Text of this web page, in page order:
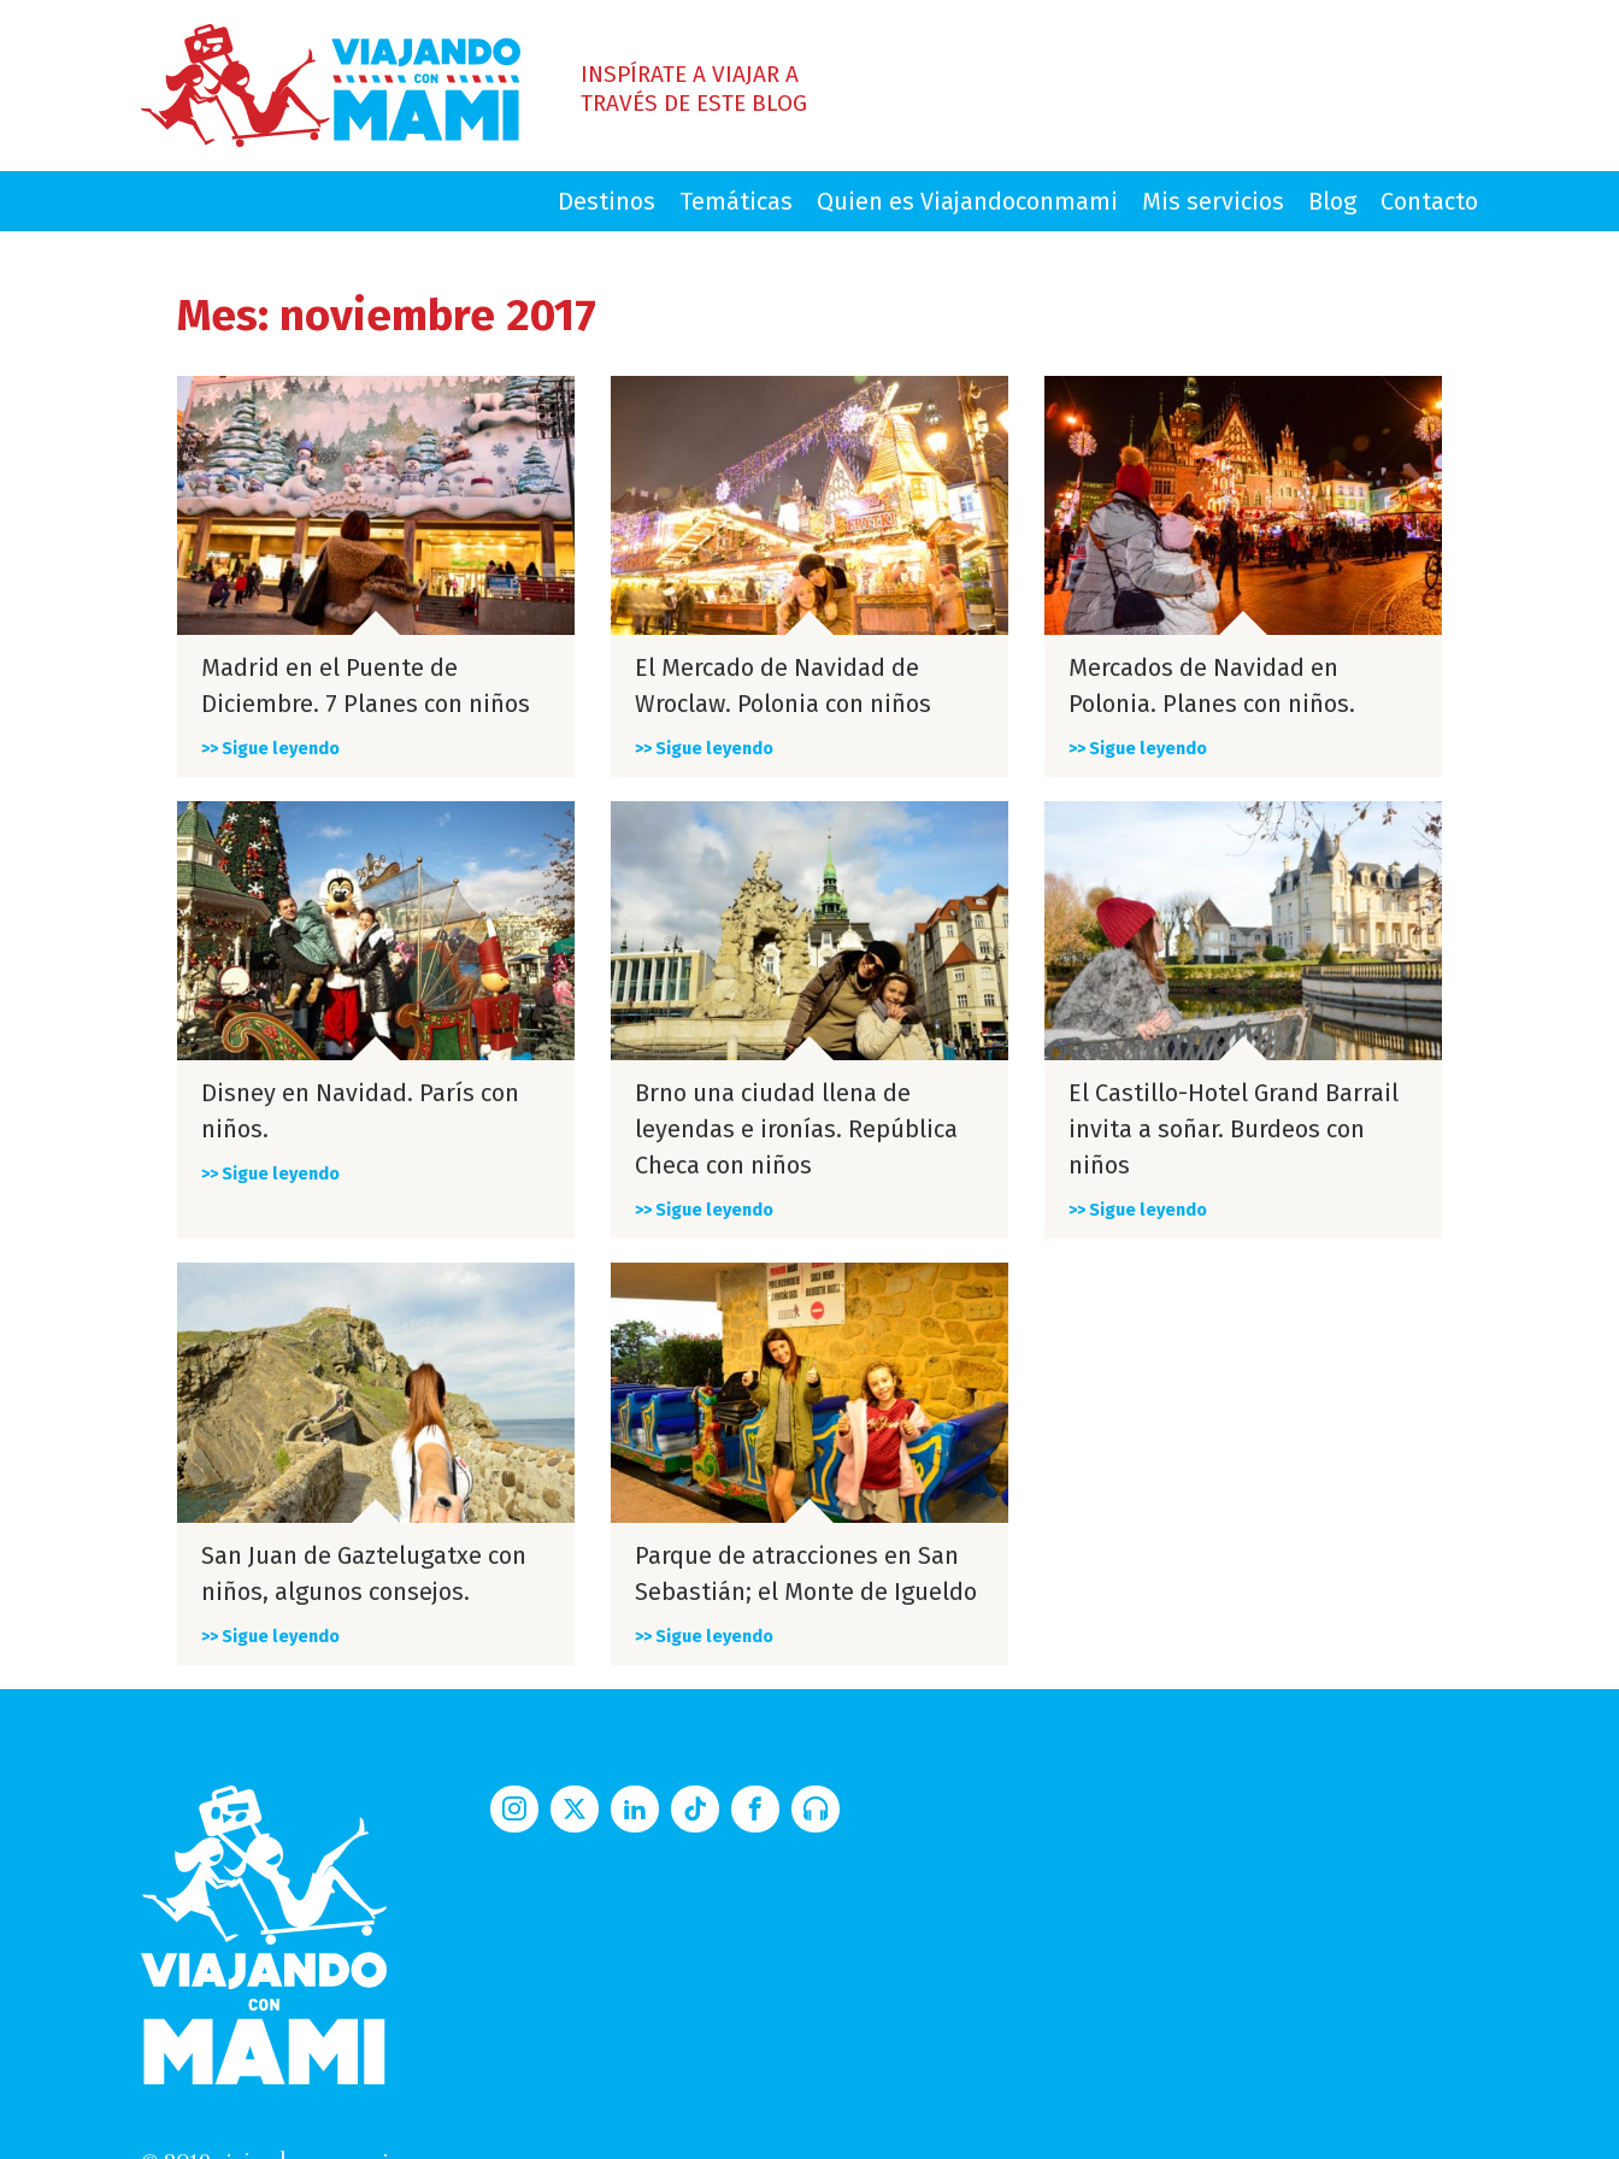
INSPÍRATE A VIAJAR A
TRAVÉS DE ESTE BLOG
Destinos Temáticas Quien es Viajandoconmami Mis servicios Blog Contacto
Mes: noviembre 2017
Madrid en el Puente de
Diciembre. 7 Planes con niños
>> Sigue leyendo
El Mercado de Navidad de
Wroclaw. Polonia con niños
>> Sigue leyendo
Mercados de Navidad en
Polonia. Planes con niños.
>> Sigue leyendo
Disney en Navidad. París con
niños.
>> Sigue leyendo
Brno una ciudad llena de
leyendas e ironías. República
Checa con niños
>> Sigue leyendo
El Castillo-Hotel Grand Barrail
invita a soñar. Burdeos con
niños
>> Sigue leyendo
San Juan de Gaztelugatxe con
niños, algunos consejos.
>> Sigue leyendo
Parque de atracciones en San
Sebastián; el Monte de Igueldo
>> Sigue leyendo